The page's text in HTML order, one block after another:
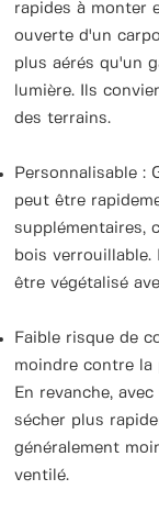
rapides à monter
ouverte d'un
plus aérés qu'un
lumière. Ils
des terrains.
Personnalisable :
peut être
supplémentaires,
bois
être végétalisé
Faible risque de
moindre contre la
En revanche,
sécher plus
généralement
ventilé.